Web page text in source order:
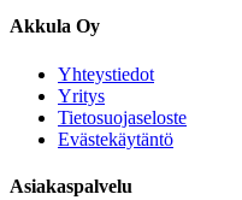
Akkula Oy
Yhteystiedot
Yritys
Tietosuojaseloste
Evästekäytäntö
Asiakaspalvelu